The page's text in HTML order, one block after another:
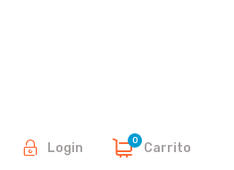
Login Carrito
0